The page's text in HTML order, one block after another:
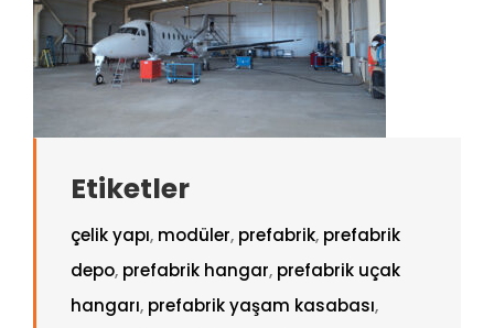
Etiketler
çelik yapı, modüler, prefabrik, prefabrik
depo, prefabrik hangar, prefabrik uçak
hangarı, prefabrik yaşam kasabası,